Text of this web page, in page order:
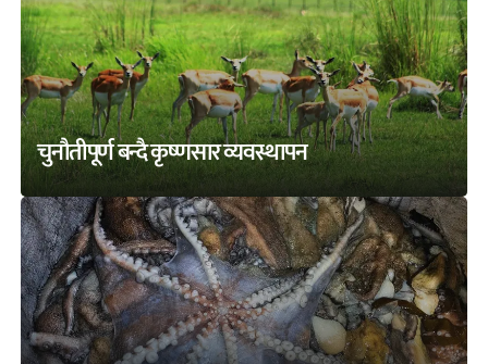
चुनौतीपूर्ण बन्दै कृष्णसार व्यवस्थापन